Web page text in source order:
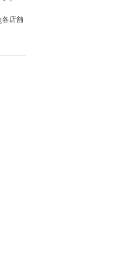
各店舗